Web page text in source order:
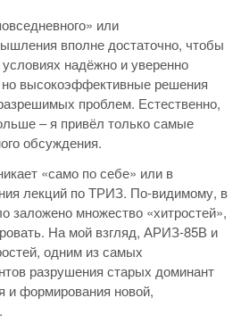
или
вполне достаточно, чтобы
надёжно и уверенно
высокоэффективные решения
проблем. Естественно,
– я привёл только самые
обсуждения.
«само по себе» или в
лекций по ТРИЗ. По-видимому, в
заложено множество «хитростей»,
На мой взгляд, АРИЗ-85В и
одним из самых
разрушения старых доминант
и формирования новой,